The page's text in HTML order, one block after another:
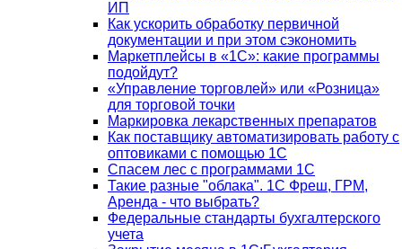
ИП
Как ускорить обработку первичной
документации и при этом сэкономить
Маркетплейсы в «1С»: какие программы
подойдут?
«Управление торговлей» или «Розница»
для торговой точки
Маркировка лекарственных препаратов
Как поставщику автоматизировать работу с
оптовиками с помощью 1С
Спасем лес с программами 1С
Такие разные "облака". 1С Фреш, ГРМ,
Аренда - что выбрать?
Федеральные стандарты бухгалтерского
учета